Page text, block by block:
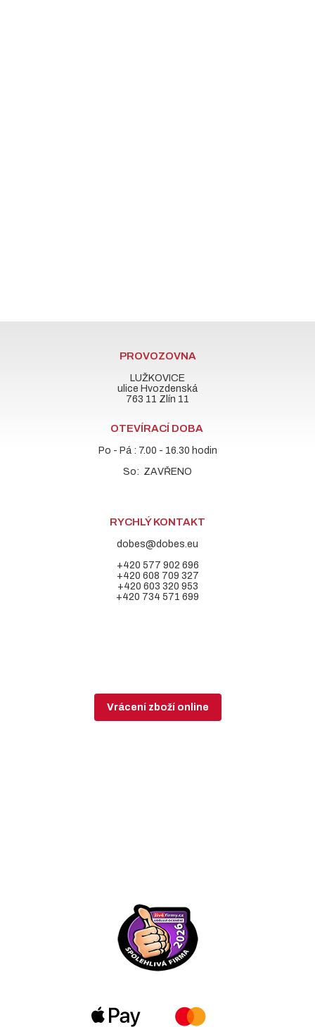
PROVOZOVNA
LUŽKOVICE
ulice Hvozdenská
763 11 Zlín 11
OTEVÍRACÍ DOBA
Po - Pá : 7.00 - 16.30 hodin
So: ZAVŘENO
RYCHLÝ KONTAKT
dobes@dobes.eu
+420 577 902 696
+420 608 709 327
+420 603 320 953
+420 734 571 699
Vrácení zboží online